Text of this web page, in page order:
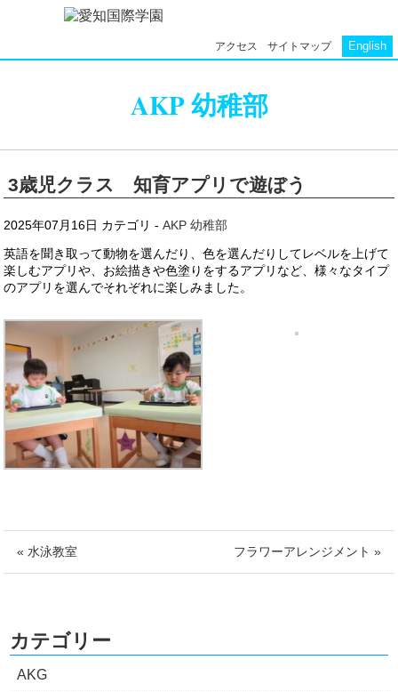
アクセス サイトマップ English
AKP 幼稚部
3歳児クラス 知育アプリで遊ぼう
2025年07月16日 カテゴリ -AKP 幼稚部
英語を聞き取って動物を選んだり、色を選んだりしてレベルを上げて
楽しむアプリや、お絵描きや色塗りをするアプリなど、様々なタイプ
のアプリを選んでそれぞれに楽しみました。
« 水泳教室 フラワーアレンジメント »
カテゴリー
AKG